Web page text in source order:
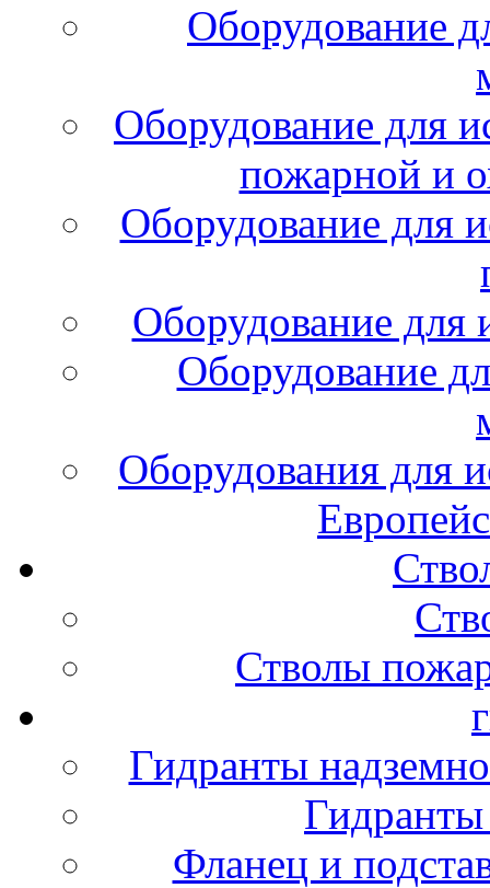
Оборудование
Оборудование для
пожарной и
Оборудование для
Оборудование для
Оборудование
Оборудования для
Стволы
Гидранты
Фланец и